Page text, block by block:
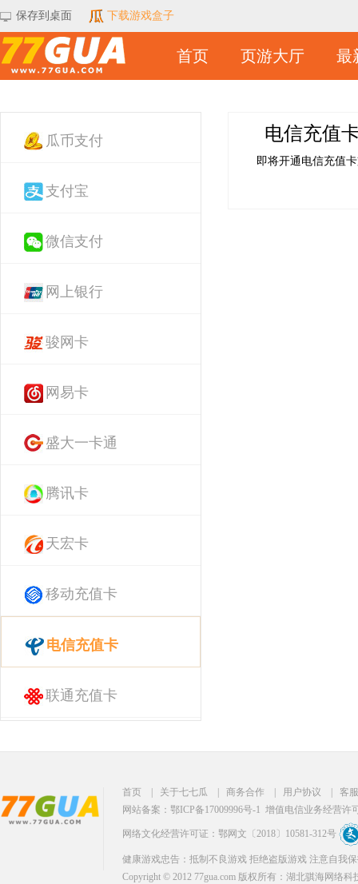
保存到桌面 下载游戏盒子
首页 页游大厅 最
瓜币支付
支付宝
微信支付
网上银行
骏网卡
网易卡
盛大一卡通
腾讯卡
天宏卡
移动充值卡
电信充值卡
联通充值卡
电信充值
即将开通电信充值
首页 关于七七瓜 商务合作 用户协议
客
网站备案：鄂ICP备17009996号-1 增值电信业务经营许
网络文化经营许可证：鄂网文〔2018〕10581-312号
健康游戏忠告：抵制不良游戏 拒绝盗版游戏 注意自我
Copyright © 2012 77gua.com 版权所有：湖北骐海网络科